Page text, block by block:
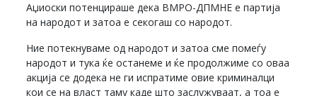
Аџиоски потенцираше дека ВМРО-ДПМНЕ е партија
на народот и затоа е секогаш со народот.
Ние потекнуваме од народот и затоа сме помеѓу
народот и тука ќе останеме и ќе продолжиме со оваа
акција се додека не ги испратиме овие криминалци
кои се на власт таму каде што заслужуваат, а тоа е